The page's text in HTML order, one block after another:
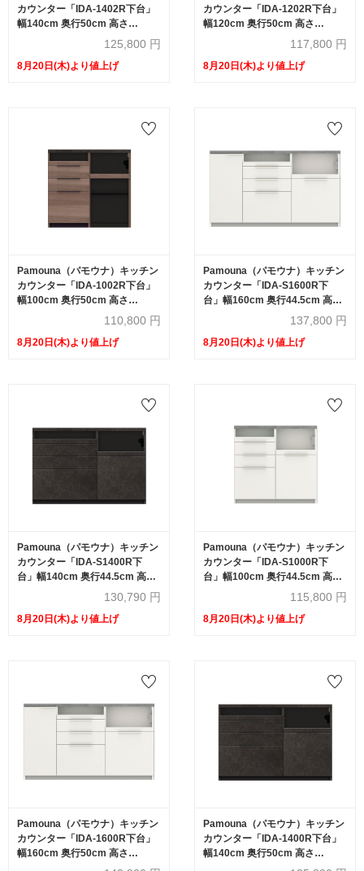
カウンター「IDA-1402R下台」
幅140cm 奥行50cm 高さ
93.8cm ハイカウンター 家電収
納下オープンタイプ 全3色
125,800 円
8月20日(木)より値上げ
カウンター「IDA-1202R下台」
幅120cm 奥行50cm 高さ
93.8cm ハイカウンター 家電収
納下オープンタイプ 全3色
117,800 円
8月20日(木)より値上げ
Pamouna（パモウナ）キッチン
カウンター「IDA-1002R下台」
幅100cm 奥行50cm 高さ
93.8cm ハイカウンター 家電収
納下オープンタイプ 全3色
110,800 円
8月20日(木)より値上げ
Pamouna（パモウナ）キッチン
カウンター「IDA-S1600R下
台」幅160cm 奥行44.5cm 高さ
93.8cm ハイカウンター 家電収
137,800 円
8月20日(木)より値上げ
Pamouna（パモウナ）キッチン
カウンター「IDA-S1400R下
台」幅140cm 奥行44.5cm 高さ
93.8cm ハイカウンター 家電収
130,790 円
8月20日(木)より値上げ
Pamouna（パモウナ）キッチン
カウンター「IDA-S1000R下
台」幅100cm 奥行44.5cm 高さ
93.8cm ハイカウンター 家電収
115,800 円
8月20日(木)より値上げ
Pamouna（パモウナ）キッチン
カウンター「IDA-1600R下台」
幅160cm 奥行50cm 高さ
93.8cm ハイカウンター 家電収
Pamouna（パモウナ）キッチン
カウンター「IDA-1400R下台」
幅140cm 奥行50cm 高さ
93.8cm ハイカウンター 家電収